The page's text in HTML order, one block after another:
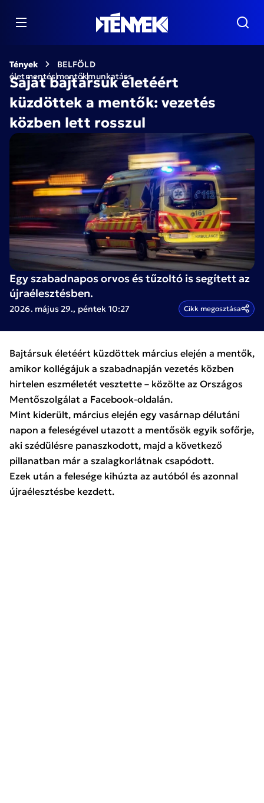
Tények
BELFÖLD
életmentésmentőkmunkatárs
Saját bajtársuk életéért
küzdöttek a mentők: vezetés
közben lett rosszul
Egy szabadnapos orvos és tűzoltó is segített az
újraélesztésben.
2026. május 29., péntek 10:27 Cikk megosztása
Bajtársuk életéért küzdöttek március elején a mentők,
amikor kollégájuk a szabadnapján vezetés közben
hirtelen eszméletét vesztette – közölte az Országos
Mentőszolgálat a Facebook-oldalán.
Mint kiderült, március elején egy vasárnap délutáni
napon a feleségével utazott a mentősök egyik sofőrje,
aki szédülésre panaszkodott, majd a következő
pillanatban már a szalagkorlátnak csapódott.
Ezek után a felesége kihúzta az autóból és azonnal
újraélesztésbe kezdett.